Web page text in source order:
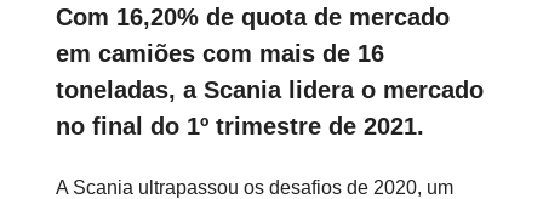
Com 16,20% de quota de mercado
em camiões com mais de 16
toneladas, a Scania lidera o mercado
no final do 1º trimestre de 2021.
A Scania ultrapassou os desafios de 2020, um